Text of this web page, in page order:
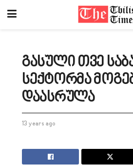
გასული თვე
სექტორმა
დაასრულა
13 years ago